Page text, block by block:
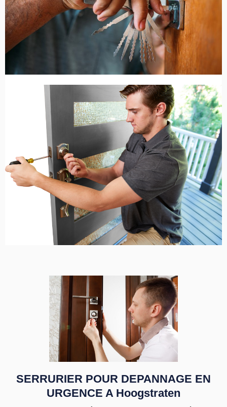
SERRURIER POUR DEPANNAGE EN
URGENCE A Hoogstraten